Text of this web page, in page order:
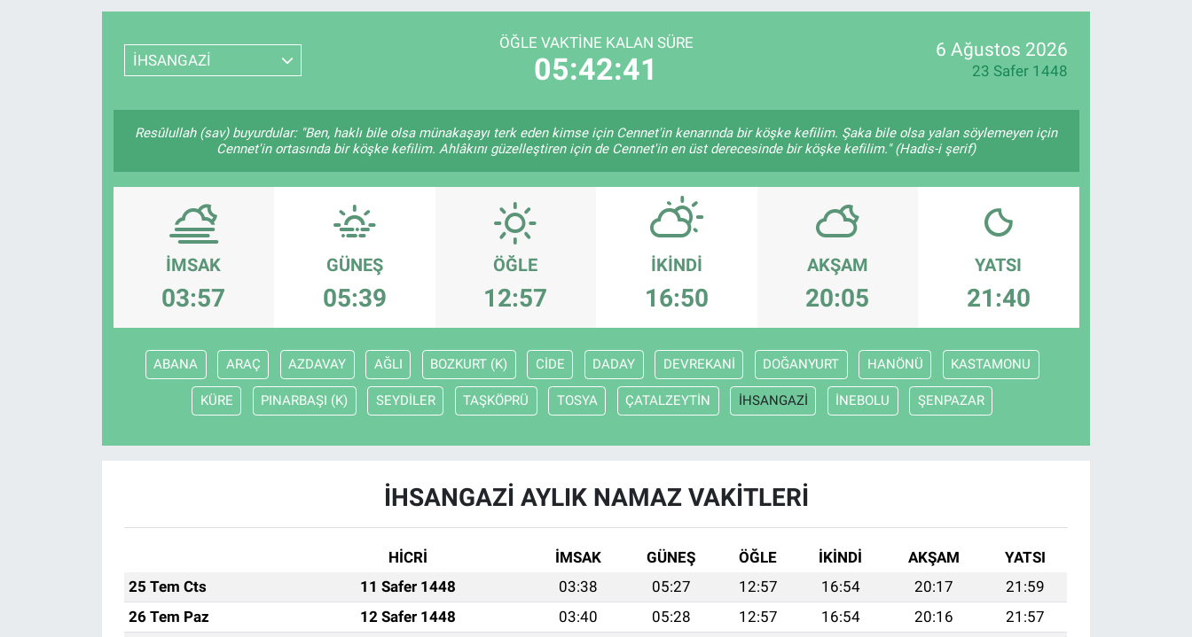
EURO
İHSANGAZİ
ÖĞLE VAKTINE KALAN SÜRE
05:42:40
6 Ağustos 2026
23 Safer 1448
Resûlullah (sav) buyurdular: "Ben, haklı bile olsa münakaşayı terk eden kimse için Cennet'in kenarında bir köşke kefilim. Şaka bile olsa yalan söylemeyen için
Cennet'in ortasında bir köşke kefilim. Ahlâkını güzelleştiren için de Cennet'in en üst derecesinde bir köşke kefilim." (Hadis-i şerif)
İMSAK
03:57
GÜNEŞ
05:39
ÖĞLE
12:57
İKINDI
16:50
AKŞAM
20:05
YATSI
21:40
ABANA ARAÇ AZDAVAY AĞLI BOZKURT (K) CİDE DADAY DEVREKANİ DOĞANYURT HANÖNÜ KASTAMONU
KÜRE PINARBAŞI (K) SEYDİLER TAŞKÖPRÜ TOSYA ÇATALZEYTİN İHSANGAZİ İNEBOLU ŞENPAZAR
İHSANGAZİ AYLIK NAMAZ VAKITLERI
HİCRİ İMSAK GÜNEŞ ÖĞLE İKINDI AKŞAM
YATSI
25 Tem Cts
11 Safer 1448 03:38 05:27 12:57 16:54 20:17
21:59
26 Tem Paz
12 Safer 1448 03:40 05:28 12:57 16:54 20:16
21:57
Resmi Reklam